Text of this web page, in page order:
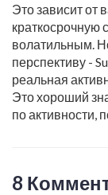
Это зависит от
краткосрочную
волатильным.
перспективу -
реальная
Это хороший
по активности,
8